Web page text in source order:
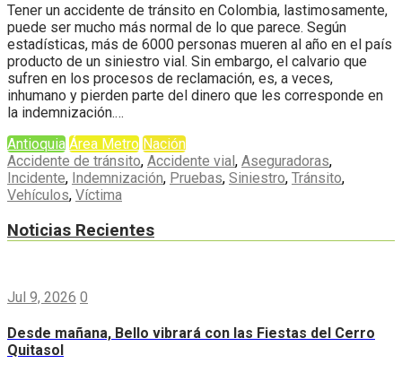
Tener un accidente de tránsito en Colombia, lastimosamente,
puede ser mucho más normal de lo que parece. Según
estadísticas, más de 6000 personas mueren al año en el país
producto de un siniestro vial. Sin embargo, el calvario que
sufren en los procesos de reclamación, es, a veces,
inhumano y pierden parte del dinero que les corresponde en
la indemnización.…
Antioquia Área Metro Nación
Accidente de tránsito, Accidente vial, Aseguradoras,
Incidente, Indemnización, Pruebas, Siniestro, Tránsito,
Vehículos, Víctima
Noticias Recientes
Jul 9, 2026 0
Desde mañana, Bello vibrará con las Fiestas del Cerro
Quitasol